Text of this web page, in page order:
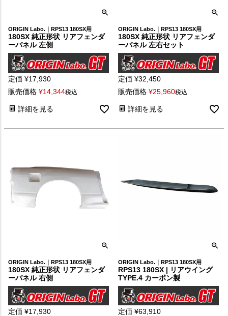
ORIGIN Labo.｜RPS13 180SX用
180SX 純正形状 リアフェンダ
ーパネル 左側
定価 ¥17,930
販売価格 ¥14,344税込
詳細を見る
ORIGIN Labo.｜RPS13 180SX用
180SX 純正形状 リアフェンダ
ーパネル 左右セット
定価 ¥32,450
販売価格 ¥25,960税込
詳細を見る
ORIGIN Labo.｜RPS13 180SX用
180SX 純正形状 リアフェンダ
ーパネル 右側
定価 ¥17,930
ORIGIN Labo.｜RPS13 180SX用
RPS13 180SX | リアウイング
TYPE.4 カーボン製
定価 ¥63,910